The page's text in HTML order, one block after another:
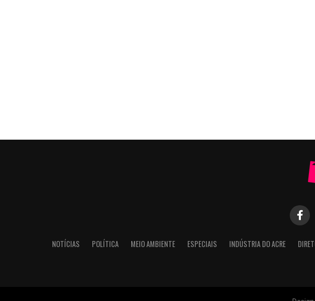
NOTÍCIAS POLÍTICA MEIO AMBIENTE ESPECIAIS INDÚSTRIA DO ACRE